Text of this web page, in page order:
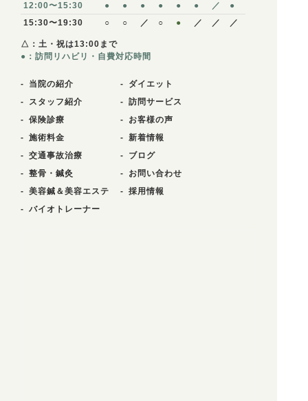
12:00〜15:30
● ● ● ● ● ● ／
●
15:30〜19:30
○ ○ ／ ○ ● ／ ／ ／
△：土・祝は13:00まで
●：訪問リハビリ・自費対応時間
当院の紹介
スタッフ紹介
保険診療
施術料金
交通事故治療
整骨・鍼灸
美容鍼＆美容エステ
バイオトレーナー
ダイエット
訪問サービス
お客様の声
新着情報
ブログ
お問い合わせ
採用情報